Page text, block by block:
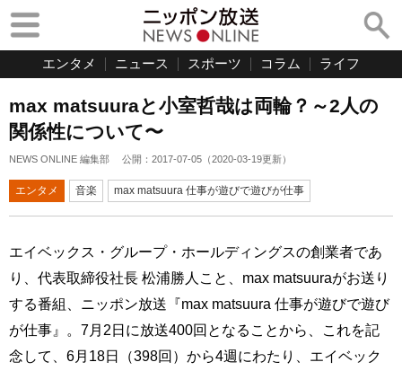
エンタメ ニュース スポーツ コラム ライフ
max matsuuraと小室哲哉は両輪？～2人の
関係性について〜
NEWS ONLINE 編集部 公開： 2017-07-05 （2020-03-19更新）
エンタメ 音楽 max matsuura 仕事が遊びで遊びが仕事
エイベックス・グループ・ホールディングスの創業者であ
り、代表取締役社長 松浦勝人こと、max matsuuraがお送り
する番組、ニッポン放送『max matsuura 仕事が遊びで遊び
が仕事』。7月2日に放送400回となることから、これを記
念して、6月18日（398回）から4週にわたり、エイベック